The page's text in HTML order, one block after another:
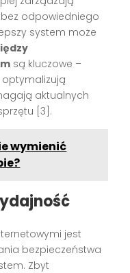
odpowiedniego
system może
są kluczowe –
optymalizują
aktualnych
[3].
wymienić
jest
bezpieczeństwa
Zbyt